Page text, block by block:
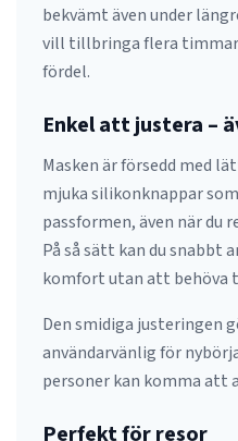
bekvämt även under
vill tillbringa flera
fördel.
Enkel att justera –
Masken är försedd med
mjuka silikonknappar
passformen, även när du
På så sätt kan du snabbt
komfort utan att behöva
Den smidiga justeringen
användarvänlig för
personer kan komma att
Perfekt för resor